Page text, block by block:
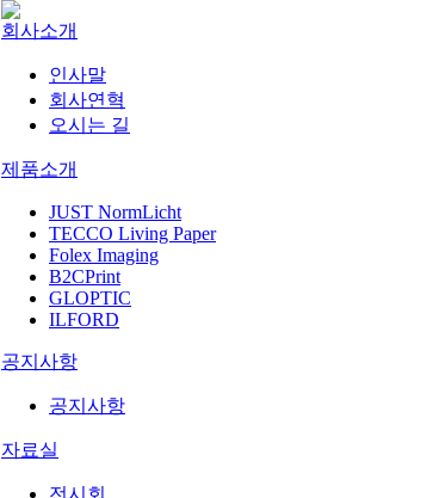
회사소개
인사말
회사연혁
오시는 길
제품소개
JUST NormLicht
TECCO Living Paper
Folex Imaging
B2CPrint
GLOPTIC
ILFORD
공지사항
공지사항
자료실
전시회